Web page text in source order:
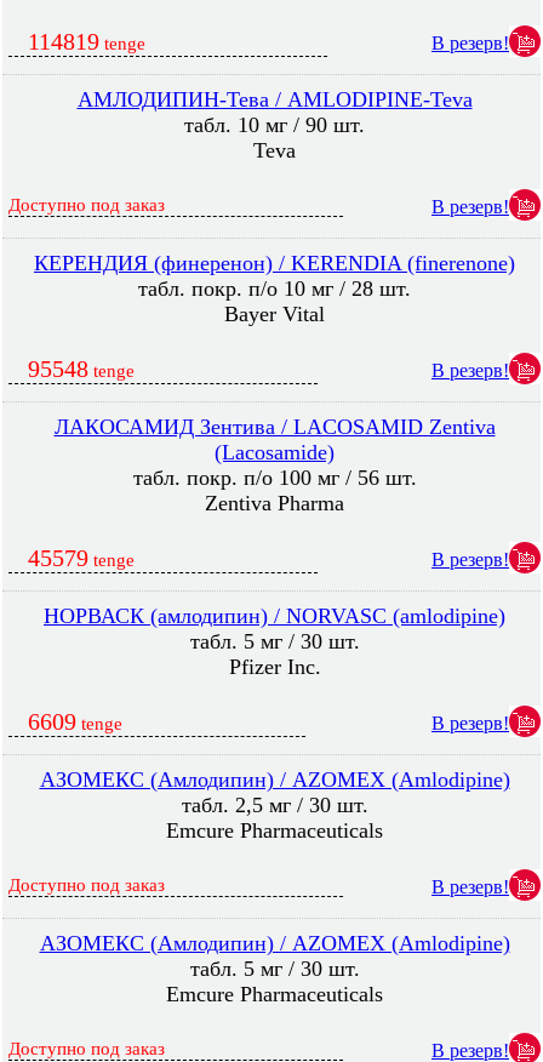
114819 tenge В резерв!
АМЛОДИПИН-Тева / AMLODIPINE-Teva
табл. 10 мг / 90 шт.
Teva
Доступно под заказ В резерв!
КЕРЕНДИЯ (финеренон) / KERENDIA (finerenone)
табл. покр. п/о 10 мг / 28 шт.
Bayer Vital
95548 tenge В резерв!
ЛАКОСАМИД Зентива / LACOSAMID Zentiva
(Lacosamide)
табл. покр. п/о 100 мг / 56 шт.
Zentiva Pharma
45579 tenge В резерв!
НОРВАСК (амлодипин) / NORVASC (amlodipine)
табл. 5 мг / 30 шт.
Pfizer Inc.
6609 tenge В резерв!
АЗОМЕКС (Амлодипин) / AZOMEX (Amlodipine)
табл. 2,5 мг / 30 шт.
Emcure Pharmaceuticals
Доступно под заказ В резерв!
АЗОМЕКС (Амлодипин) / AZOMEX (Amlodipine)
табл. 5 мг / 30 шт.
Emcure Pharmaceuticals
Доступно под заказ В резерв!